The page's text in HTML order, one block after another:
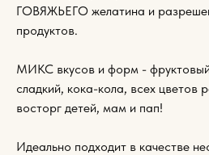
ГОВЯЖЬЕГО желатина и
продуктов.
МИКС вкусов и форм -
сладкий, кока-кола, всех цветов
восторг детей, мам и пап!
Идеально подходит в качестве